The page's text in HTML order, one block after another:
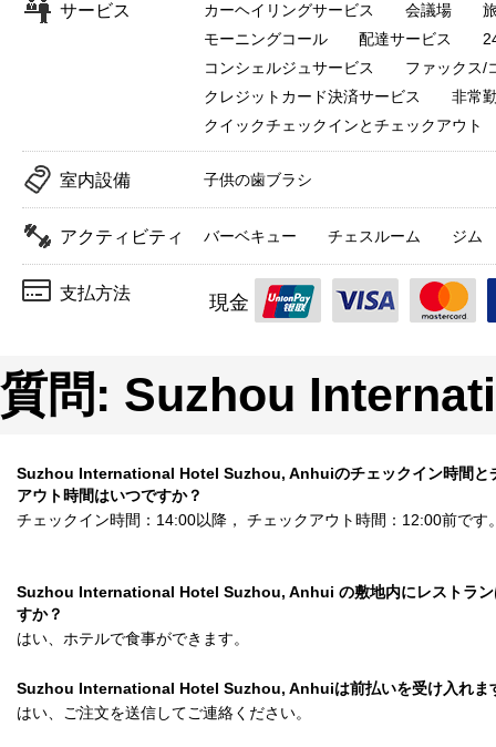
サービス カーヘイリングサービス 会議場
モーニングコール
配達サービス
コンシェルジュサービス
ファックス/
クレジットカード決済サービス
非常
クイックチェックインとチェックアウト
室内設備 子供の歯ブラシ
アクティビティ バーベキュー チェスルーム ジム
支払方法 現金
質問: Suzhou
Suzhou International Hotel Suzhou, Anhuiのチェックイン時間と
アウト時間はいつですか？
チェックイン時間：14:00以降， チェックアウト時間：12:00前です
Suzhou International Hotel Suzhou, Anhui の敷地内にレストラン
すか？
はい、ホテルで食事ができます。
Suzhou International Hotel Suzhou, Anhuiは前払いを受け入れま
はい、ご注文を送信してご連絡ください。